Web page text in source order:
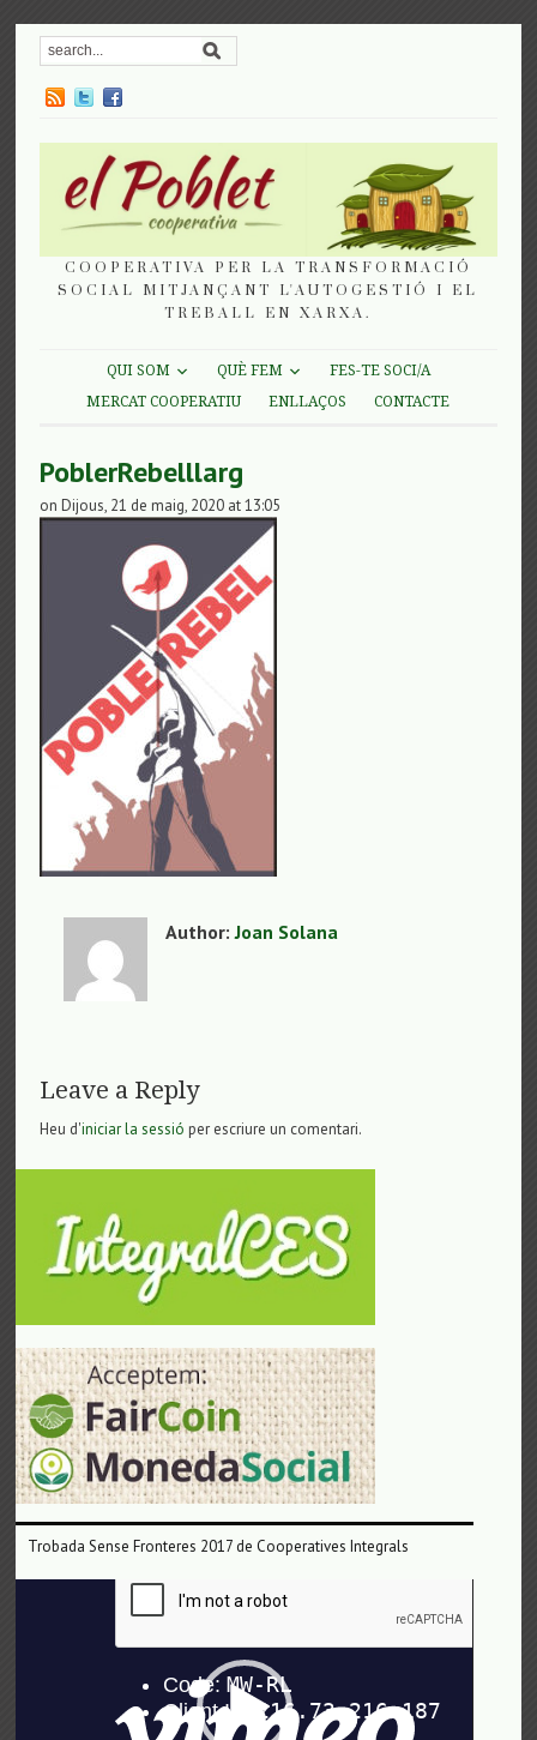
COOPERATIVA PER LA TRANSFORMACIÓ
SOCIAL MITJANÇANT L'AUTOGESTIÓ I EL
TREBALL EN XARXA.
QUI SOM QUÈ FEM
FES-TE SOCI/A
MERCAT COOPERATIU
ENLLAÇOS CONTACTE
PoblerRebelllarg
on Dijous, 21 de maig, 2020 at 13:05
Author:Joan Solana
Leave a Reply
Heu d'iniciar la sessió per escriure un comentari.
Trobada Sense Fronteres 2017 de Cooperatives Integrals